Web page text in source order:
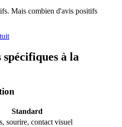
Mais combien d'avis positifs
spécifiques à la
Standard
sourire, contact visuel